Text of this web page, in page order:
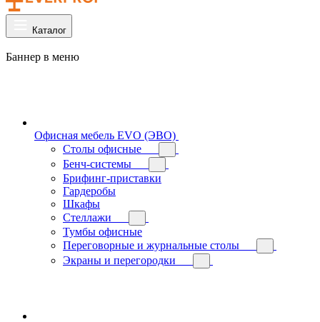
Каталог
Баннер в меню
Офисная мебель EVO (ЭВО)
Cтолы офисные
Бенч-системы
Брифинг-приставки
Гардеробы
Шкафы
Стеллажи
Тумбы офисные
Переговорные и журнальные столы
Экраны и перегородки